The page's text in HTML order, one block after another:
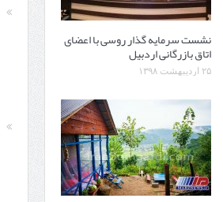
نشست سرمایه گذار روسی با اعضای
اتاق بازرگانی اردبیل
۲۵ اردیبهشت ۱۳۹۸